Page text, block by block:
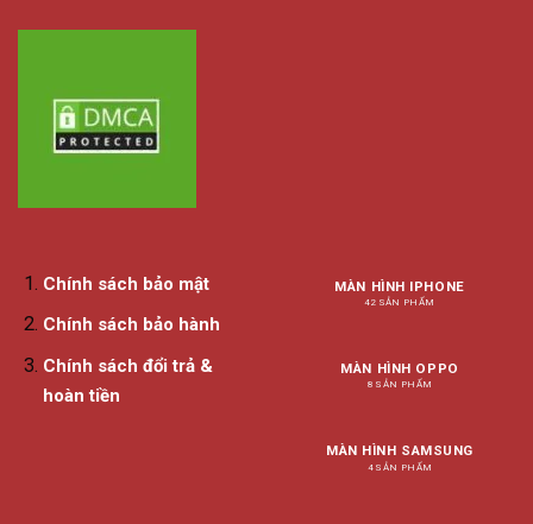
Chính sách bảo mật
Chính sách bảo hành
Chính sách đổi trả &
hoàn tiền
MÀN HÌNH IPHONE
42 SẢN PHẨM
MÀN HÌNH OPPO
8 SẢN PHẨM
MÀN HÌNH SAMSUNG
4 SẢN PHẨM